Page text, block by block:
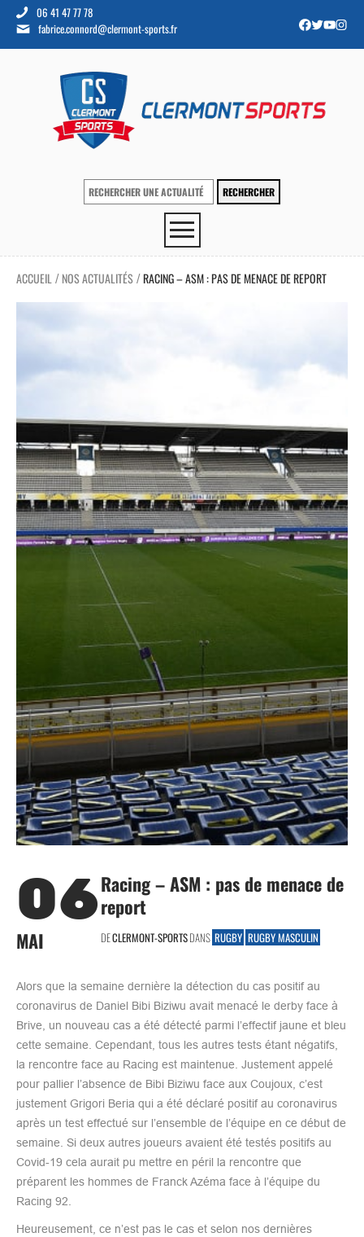
06 41 47 77 78
fabrice.connord@clermont-sports.fr
ACCUEIL / NOS ACTUALITÉS /RACING – ASM : PAS DE MENACE DE REPORT
06
MAI
Racing – ASM : pas de menace de
report
DECLERMONT-SPORTSDANS RUGBY RUGBY MASCULIN
Alors que la semaine dernière la détection du cas positif au
coronavirus de Daniel Bibi Biziwu avait menacé le derby face à
Brive, un nouveau cas a été détecté parmi l’effectif jaune et bleu
cette semaine. Cependant, tous les autres tests étant négatifs,
la rencontre face au Racing est maintenue. Justement appelé
pour pallier l’absence de Bibi Biziwu face aux Coujoux, c’est
justement Grigori Beria qui a été déclaré positif au coronavirus
après un test effectué sur l’ensemble de l’équipe en ce début de
semaine. Si deux autres joueurs avaient été testés positifs au
Covid-19 cela aurait pu mettre en péril la rencontre que
préparent les hommes de Franck Azéma face à l’équipe du
Racing 92.
Heureusement, ce n’est pas le cas et selon nos dernières